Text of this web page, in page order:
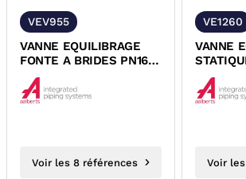
VEV955
VANNE EQUILIBRAGE
FONTE A BRIDES PN16
TYPE APOLLO V955
AIPS
Voir les 8 références
VE1260
VANNE
APOLLO
Voir